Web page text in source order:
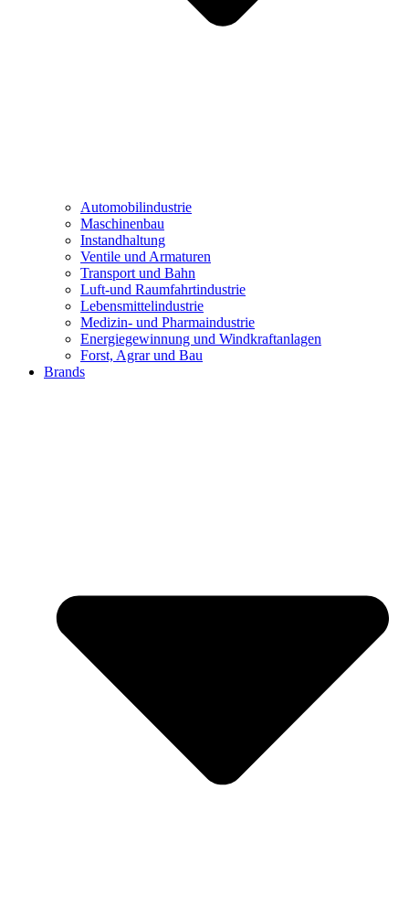
Automobilindustrie
Maschinenbau
Instandhaltung
Ventile und Armaturen
Transport und Bahn
Luft-und Raumfahrtindustrie
Lebensmittelindustrie
Medizin- und Pharmaindustrie
Energiegewinnung und Windkraftanlagen
Forst, Agrar und Bau
Brands